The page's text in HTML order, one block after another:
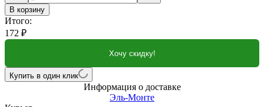
В корзину
Итого:
172 ₽
Хочу скидку!
Купить в один клик
Информация о доставке
Эль-Монте